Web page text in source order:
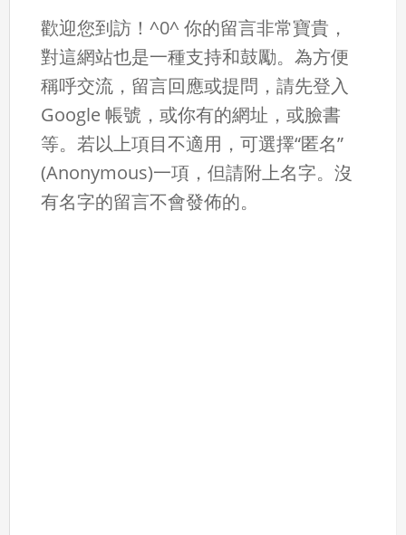
歡迎您到訪！^0^ 你的留言非常寶貴，
對這網站也是一種支持和鼓勵。為方便
稱呼交流，留言回應或提問，請先登入
Google 帳號，或你有的網址，或臉書
等。若以上項目不適用，可選擇“匿名”
(Anonymous)一項，但請附上名字。沒
有名字的留言不會發佈的。